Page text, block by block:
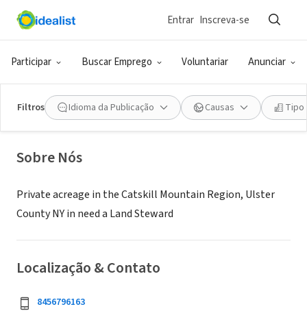
Participar Buscar Emprego Voluntariar Anunciar
Entrar Inscreva-se
Filtros Idioma da Publicação Causas Tipo
EMPRESA (ESG E NEGÓCIO SOCIAL)
Land Steward / Conservation
Privately Held
Woodstock, NY
Sobre Nós
Private acreage in the Catskill Mountain Region, Ulster
County NY in need a Land Steward
Localização & Contato
8456796163